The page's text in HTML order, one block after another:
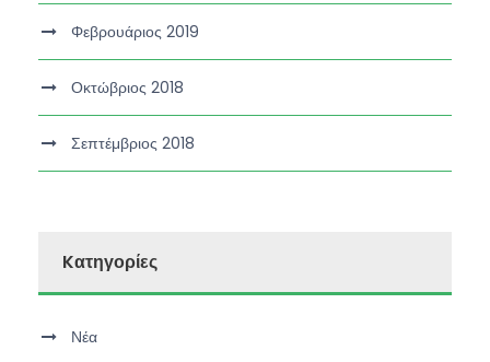
Φεβρουάριος 2019
Οκτώβριος 2018
Σεπτέμβριος 2018
Kατηγορίες
Νέα